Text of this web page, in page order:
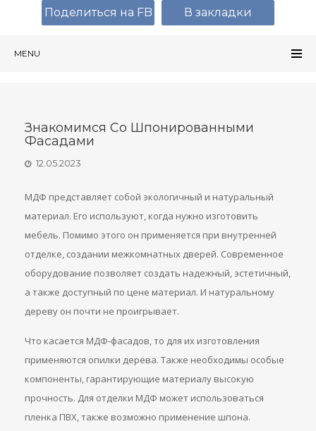
MENU
Знакомимся Со Шпонированными
Фасадами
12.05.2023
МДФ представляет собой экологичный и натуральный
материал. Его используют, когда нужно изготовить
мебель. Помимо этого он применяется при внутренней
отделке, создании межкомнатных дверей. Современное
оборудование позволяет создать надежный, эстетичный,
а также доступный по цене материал. И натуральному
дереву он почти не проигрывает.
Что касается МДФ-фасадов, то для их изготовления
применяются опилки дерева. Также необходимы особые
компоненты, гарантирующие материалу высокую
прочность. Для отделки МДФ может использоваться
пленка ПВХ, также возможно применение шпона.
Поделиться на FB В закладки